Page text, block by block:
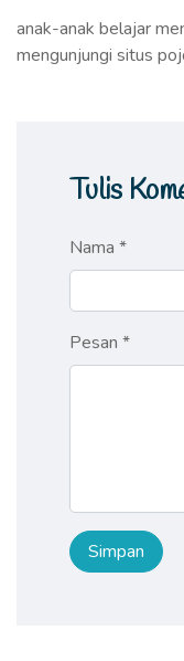
anak-anak belajar
mengunjungi situs
Tulis
Nama *
Pesan *